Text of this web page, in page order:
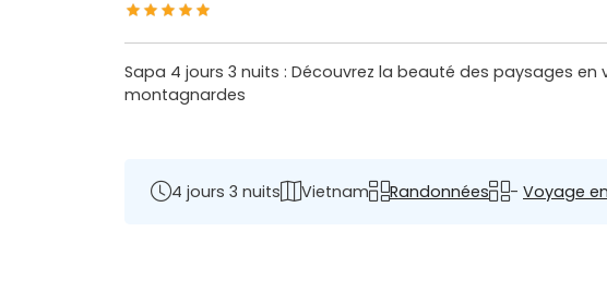
Sapa 4 jours 3 nuits : Découvrez la beauté des paysages
montagnardes
4 jours 3 nuits Vietnam Randonnées - Voyage